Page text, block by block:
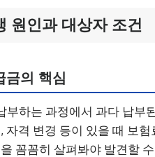
원인과 대상자 조건
금의 핵심
부하는 과정에서 과다 납부
자격 변경 등이 있을 때 보
꼼꼼히 살펴봐야 발견할